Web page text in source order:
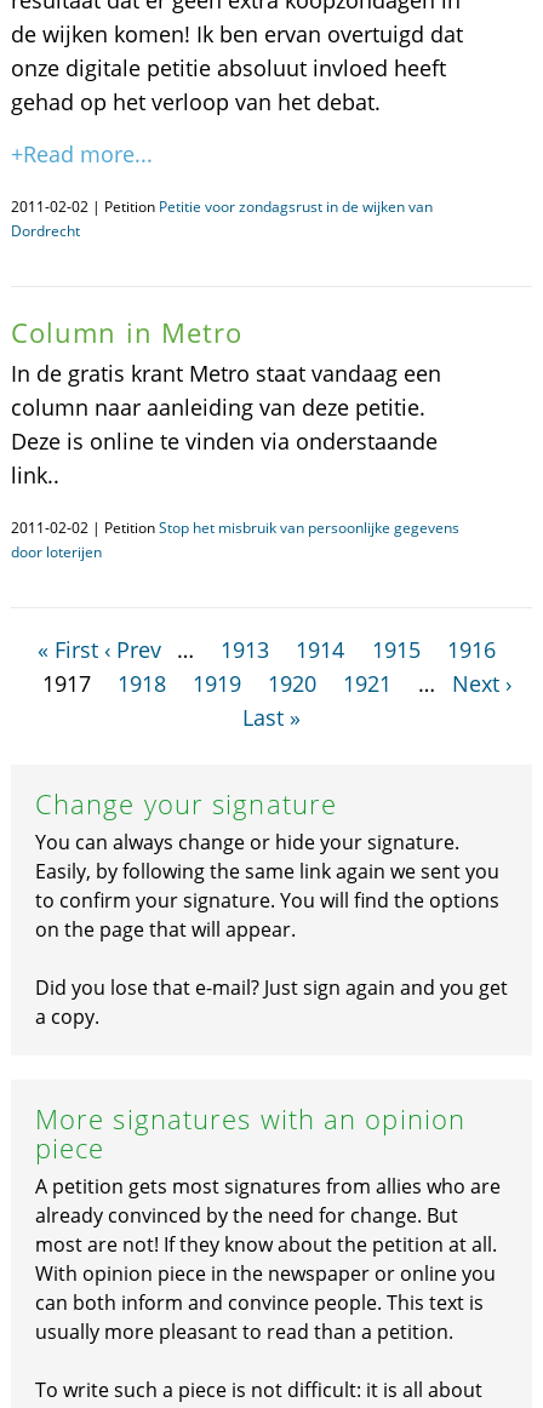
de wijken komen! Ik ben ervan overtuigd dat
onze digitale petitie absoluut invloed heeft
gehad op het verloop van het debat.
+Read more...
2011-02-02 | Petition Petitie voor zondagsrust in de wijken van
Dordrecht
Column in Metro
In de gratis krant Metro staat vandaag een
column naar aanleiding van deze petitie.
Deze is online te vinden via onderstaande
link..
2011-02-02 | PetitionStop het misbruik van persoonlijke gegevens
door loterijen
« First ‹ Prev … 1913 1914 1915
1916
1917
1918 1919 1920 1921 …
Next ›
Last »
Change your signature
You can always change or hide your signature.
Easily, by following the same link again we sent you
to confirm your signature. You will find the options
on the page that will appear.
Did you lose that e-mail? Just sign again and you get
a copy.
More signatures with an opinion
piece
A petition gets most signatures from allies who are
already convinced by the need for change. But
most are not! If they know about the petition at all.
With opinion piece in the newspaper or online you
can both inform and convince people. This text is
usually more pleasant to read than a petition.
To write such a piece is not difficult: it is all about